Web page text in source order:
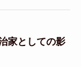
家としての影